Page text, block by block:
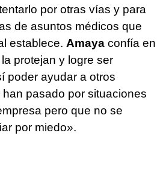
por otras vías y para
de asuntos médicos que
establece. Amaya confía en
protejan y logre ser
poder ayudar a otros
pasado por situaciones
pero que no se
por miedo».